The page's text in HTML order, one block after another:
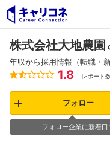
株式会社大地農園
年収から採用情報（転職・
1.8 レポート
フォロー
フォロー企業に新着